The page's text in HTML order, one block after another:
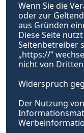
Wenn Sie die
oder zur
aus Gründen
Diese Seite
Seitenbetreiber
„https://“
nicht von
Widerspruch
Der Nutzung